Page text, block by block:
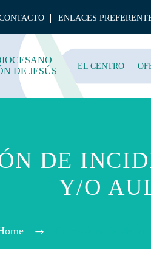
ENLACES
DE JESÚS
EL CENTRO
DE
Y/O